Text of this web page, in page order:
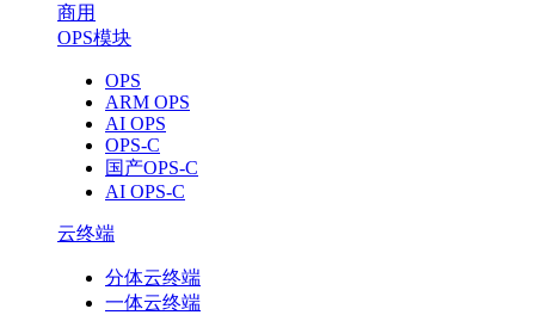
商用
OPS模块
OPS
ARM OPS
AI OPS
OPS-C
国产OPS-C
AI OPS-C
云终端
分体云终端
一体云终端